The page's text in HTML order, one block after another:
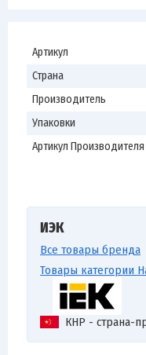
Артикул
Страна
Производитель
Упаковки
Артикул Производителя
ИЭК
Все товары бренда
Товары категории
КНР - страна-